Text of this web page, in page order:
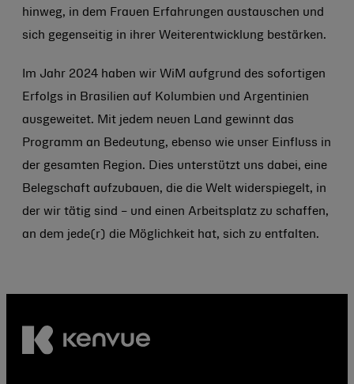
hinweg, in dem Frauen Erfahrungen austauschen und
sich gegenseitig in ihrer Weiterentwicklung bestärken.
Im Jahr 2024 haben wir WiM aufgrund des sofortigen
Erfolgs in Brasilien auf Kolumbien und Argentinien
ausgeweitet. Mit jedem neuen Land gewinnt das
Programm an Bedeutung, ebenso wie unser Einfluss in
der gesamten Region. Dies unterstützt uns dabei, eine
Belegschaft aufzubauen, die die Welt widerspiegelt, in
der wir tätig sind – und einen Arbeitsplatz zu schaffen,
an dem jede(r) die Möglichkeit hat, sich zu entfalten.